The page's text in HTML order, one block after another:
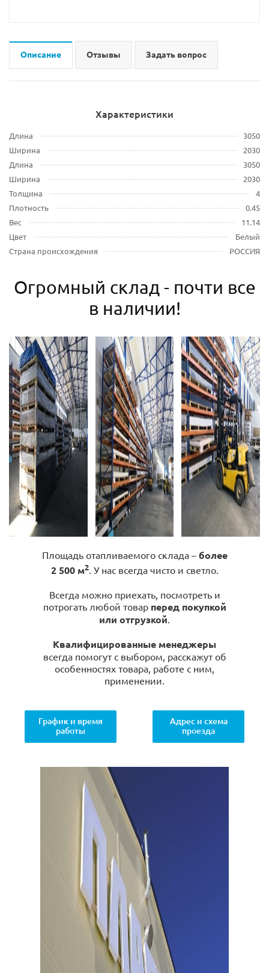
Описание Отзывы Задать вопрос
Характеристики
Длина
3050
Ширина
2030
Длина
3050
Ширина
2030
Толщина
4
Плотность
0.45
Вес
11.14
Цвет
Белый
Страна происхождения
РОССИЯ
Огромный склад - почти все
в наличии!
Площадь отапливаемого склада – более
2 500 м2. У нас всегда чисто и светло.
Всегда можно приехать, посмотреть и
потрогать любой товар перед покупкой
или отгрузкой.
Квалифицированные менеджеры
всегда помогут с выбором, расскажут об
особенностях товара, работе с ним,
применении.
График и время
работы
Адрес и схема
проезда